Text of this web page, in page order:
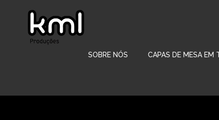
conteúdo
SOBRE NÓS CAPAS DE MESA EM